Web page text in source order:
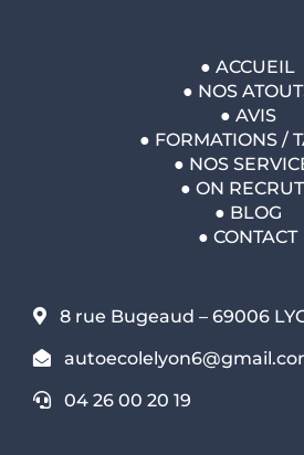
● ACCUEIL
● NOS
● AVIS
● FORMATIONS /
● NOS
● ON
● BLOG
● CONTACT
8 rue Bugeaud – 69006
04 26 00 20 19